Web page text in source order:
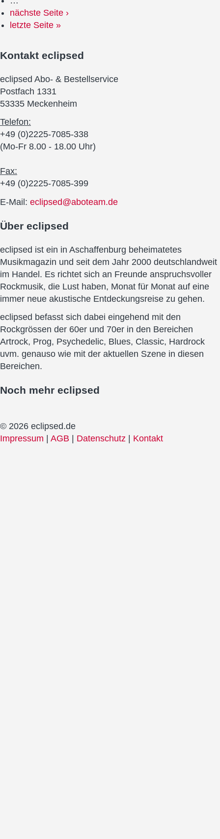
nächste Seite ›
letzte Seite »
Kontakt eclipsed
eclipsed Abo- & Bestellservice
Postfach 1331
53335 Meckenheim
Telefon:
+49 (0)2225-7085-338
(Mo-Fr 8.00 - 18.00 Uhr)
Fax:
+49 (0)2225-7085-399
E-Mail: eclipsed@aboteam.de
Über eclipsed
eclipsed ist ein in Aschaffenburg beheimatetes
Musikmagazin und seit dem Jahr 2000 deutschlandweit
im Handel. Es richtet sich an Freunde anspruchsvoller
Rockmusik, die Lust haben, Monat für Monat auf eine
immer neue akustische Entdeckungsreise zu gehen.
eclipsed befasst sich dabei eingehend mit den
Rockgrössen der 60er und 70er in den Bereichen
Artrock, Prog, Psychedelic, Blues, Classic, Hardrock
uvm. genauso wie mit der aktuellen Szene in diesen
Bereichen.
Noch mehr eclipsed
© 2026 eclipsed.de
Impressum
AGB Datenschutz Kontakt